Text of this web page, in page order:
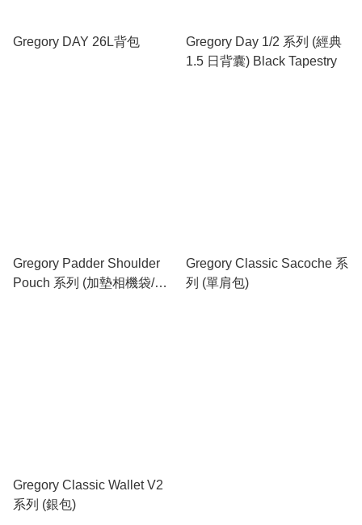
Gregory DAY 26L背包
Gregory Day 1/2 系列 (經典
1.5 日背囊) Black Tapestry
Gregory Padder Shoulder
Pouch 系列 (加墊相機袋/配
Gregory Classic Sacoche 系
列 (單肩包)
Gregory Classic Wallet V2
系列 (銀包)